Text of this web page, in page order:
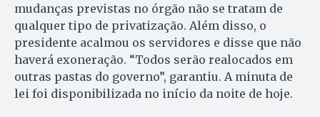
mudanças previstas no órgão não se tratam de
qualquer tipo de privatização. Além disso, o
presidente acalmou os servidores e disse que não
haverá exoneração. “Todos serão realocados em
outras pastas do governo”, garantiu. A minuta de
lei foi disponibilizada no início da noite de hoje.